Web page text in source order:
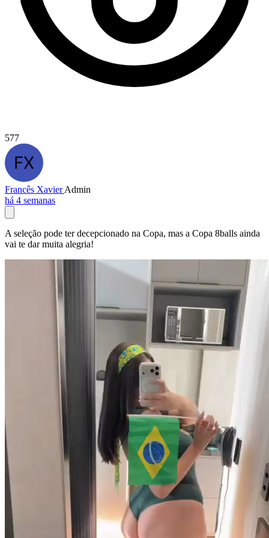
577
Francês XavierAdmin
há 4 semanas
A seleção pode ter decepcionado na Copa, mas a Copa 8balls ainda
vai te dar muita alegria!